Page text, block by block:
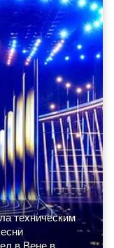
техническим